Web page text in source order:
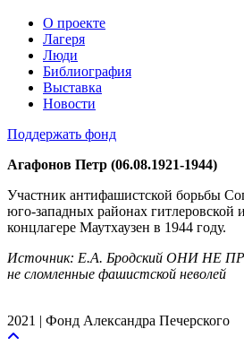
О проекте
Лагеря
Люди
Библиография
Выставка
Новости
Поддержать фонд
Агафонов Петр (06.08.1921-1944)
Участник антифашистской борьбы
юго-западных районах гитлеровской
концлагере Маутхаузен в 1944 году.
Источник: Е.А. Бродский ОНИ НЕ
не сломленные фашистской неволей
2021 | Фонд Александра Печерского